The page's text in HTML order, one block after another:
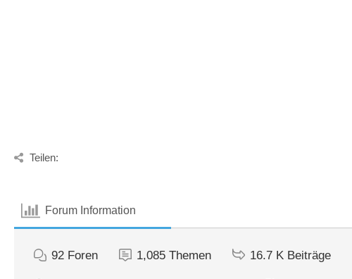
Teilen:
Forum Information
92 Foren 1,085 Themen 16.7 K Beiträge